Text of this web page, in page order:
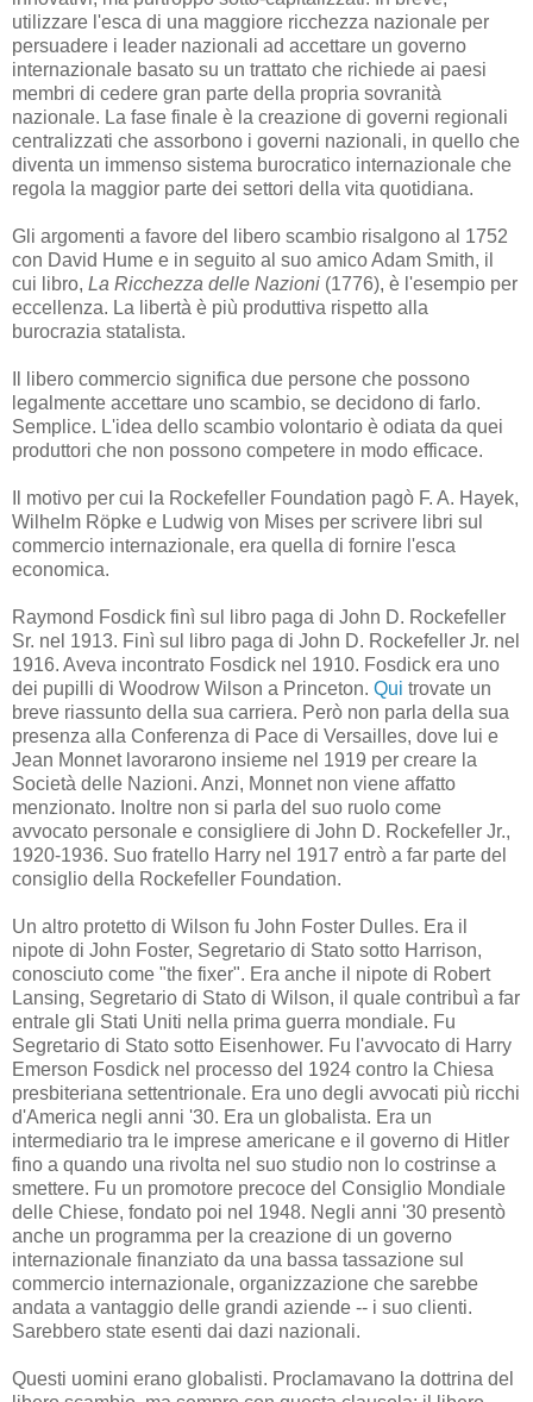
utilizzare l'esca di una maggiore ricchezza nazionale per
persuadere i leader nazionali ad accettare un governo
internazionale basato su un trattato che richiede ai paesi
membri di cedere gran parte della propria sovranità
nazionale. La fase finale è la creazione di governi regionali
centralizzati che assorbono i governi nazionali, in quello che
diventa un immenso sistema burocratico internazionale che
regola la maggior parte dei settori della vita quotidiana.
Gli argomenti a favore del libero scambio risalgono al 1752
con David Hume e in seguito al suo amico Adam Smith, il
cui libro, La Ricchezza delle Nazioni (1776), è l'esempio per
eccellenza. La libertà è più produttiva rispetto alla
burocrazia statalista.
Il libero commercio significa due persone che possono
legalmente accettare uno scambio, se decidono di farlo.
Semplice. L'idea dello scambio volontario è odiata da quei
produttori che non possono competere in modo efficace.
Il motivo per cui la Rockefeller Foundation pagò F. A. Hayek,
Wilhelm Röpke e Ludwig von Mises per scrivere libri sul
commercio internazionale, era quella di fornire l'esca
economica.
Raymond Fosdick finì sul libro paga di John D. Rockefeller
Sr. nel 1913. Finì sul libro paga di John D. Rockefeller Jr. nel
1916. Aveva incontrato Fosdick nel 1910. Fosdick era uno
dei pupilli di Woodrow Wilson a Princeton. Qui trovate un
breve riassunto della sua carriera. Però non parla della sua
presenza alla Conferenza di Pace di Versailles, dove lui e
Jean Monnet lavorarono insieme nel 1919 per creare la
Società delle Nazioni. Anzi, Monnet non viene affatto
menzionato. Inoltre non si parla del suo ruolo come
avvocato personale e consigliere di John D. Rockefeller Jr.,
1920-1936. Suo fratello Harry nel 1917 entrò a far parte del
consiglio della Rockefeller Foundation.
Un altro protetto di Wilson fu John Foster Dulles. Era il
nipote di John Foster, Segretario di Stato sotto Harrison,
conosciuto come "the fixer". Era anche il nipote di Robert
Lansing, Segretario di Stato di Wilson, il quale contribuì a far
entrale gli Stati Uniti nella prima guerra mondiale. Fu
Segretario di Stato sotto Eisenhower. Fu l'avvocato di Harry
Emerson Fosdick nel processo del 1924 contro la Chiesa
presbiteriana settentrionale. Era uno degli avvocati più ricchi
d'America negli anni '30. Era un globalista. Era un
intermediario tra le imprese americane e il governo di Hitler
fino a quando una rivolta nel suo studio non lo costrinse a
smettere. Fu un promotore precoce del Consiglio Mondiale
delle Chiese, fondato poi nel 1948. Negli anni '30 presentò
anche un programma per la creazione di un governo
internazionale finanziato da una bassa tassazione sul
commercio internazionale, organizzazione che sarebbe
andata a vantaggio delle grandi aziende -- i suo clienti.
Sarebbero state esenti dai dazi nazionali.
Questi uomini erano globalisti. Proclamavano la dottrina del